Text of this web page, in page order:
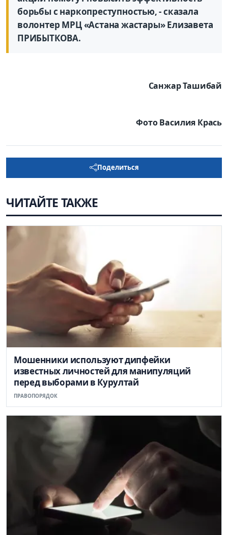
борьбы с наркопреступностью, - сказала
волонтер МРЦ «Астана жастары» Елизавета
ПРИБЫТКОВА.
Санжар Ташибай
Фото Василия Крась
Поделиться
ЧИТАЙТЕ ТАКЖЕ
Мошенники используют дипфейки
известных личностей для манипуляций
перед выборами в Курултай
ПРАВОПОРЯДОК